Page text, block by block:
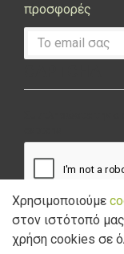
προσφορές
Έχω διαβάσει
Χρησιμοποιούμε
στον ιστότοπό
χρήση cookies σε